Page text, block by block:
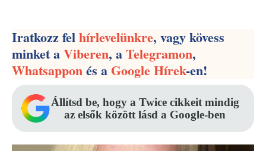
Iratkozz felhírlevelünkre, vagy kövess
minket aViberen, aTelegramon,
Whatsapponés aGoogle Hírek-en!
Állítsd be, hogy a Twice cikkeit mindig
az elsők között lásd a Google-ben